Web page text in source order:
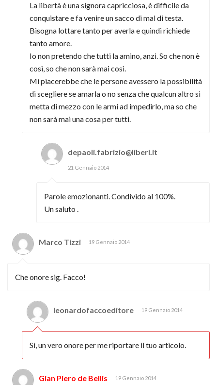
La libertà è una signora capricciosa, è difficile da
conquistare e fa venire un sacco di mal di testa.
Bisogna lottare tanto per averla e quindi richiede
tanto amore.
Io non pretendo che tutti la amino, anzi. So che non è
così, so che non sarà mai così.
Mi piacerebbe che le persone avessero la possibilità
di scegliere se amarla o no senza che qualcun altro si
metta di mezzo con le armi ad impedirlo, ma so che
non sarà mai una cosa per tutti.
depaoli.fabrizio@liberi.it
21 Gennaio 2014
Parole emozionanti. Condivido al 100%.
Un saluto .
Marco Tizzi 19 Gennaio 2014
Che onore sig. Facco!
leonardofaccoeditore 19 Gennaio 2014
Sì, un vero onore per me riportare il tuo articolo.
Gian Piero de Bellis 19 Gennaio 2014